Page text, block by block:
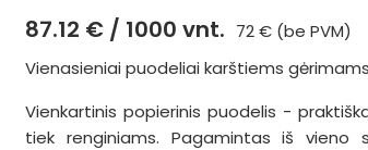
87.12 € / 1000 vnt. 72 € (be PVM)
Vienasieniai puodeliai karštiems gėrimams
Vienkartinis popierinis puodelis -
tiek renginiams. Pagamintas iš vieno